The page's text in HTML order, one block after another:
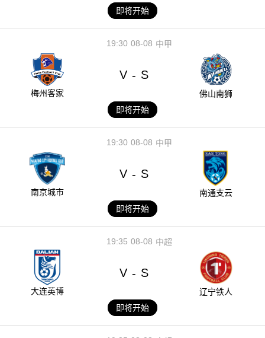
即将开始
08-08
19:30 中甲
梅州客家
V - S
佛山南狮
即将开始
08-08
19:30 中甲
南京城市
V - S
南通支云
即将开始
08-08
19:35 中超
大连英博
V - S
辽宁铁人
即将开始